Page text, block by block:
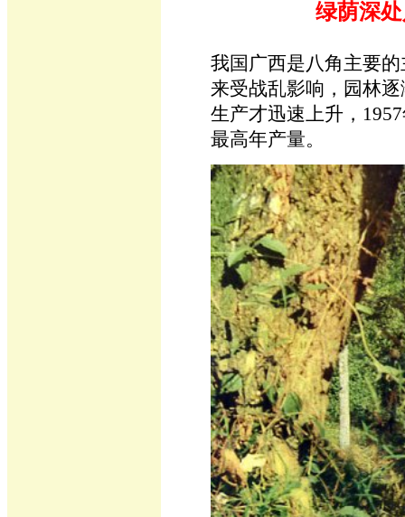
绿荫深
我国广西是八角主要
来受战乱影响，园林
生产才迅速上升，
最高年产量。